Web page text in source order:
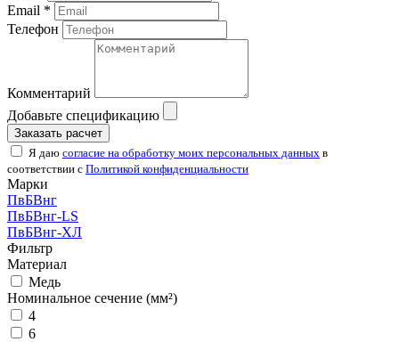
Email *
Телефон
Комментарий
Добавьте спецификацию
Заказать расчет
Я даю согласие на обработку моих персональных данных в
соответствии с Политикой конфиденциальности
Марки
ПвБВнг
ПвБВнг-LS
ПвБВнг-ХЛ
Фильтр
Материал
Медь
Номинальное сечение (мм²)
4
6